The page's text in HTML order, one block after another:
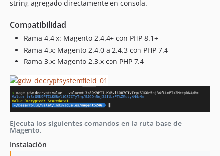
string agregado directamente en consola.
Compatibilidad
Rama 4.4.x: Magento 2.4.4+ con PHP 8.1+
Rama 4.x: Magento 2.4.0 a 2.4.3 con PHP 7.4
Rama 3.x: Magento 2.3.x con PHP 7.4
Ejecuta los siguientes comandos en la ruta base de
Magento.
Instalación